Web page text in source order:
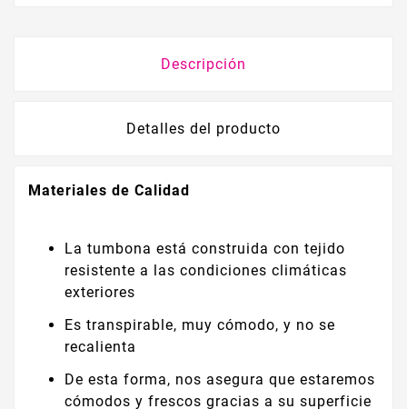
Descripción
Detalles del producto
Materiales de Calidad
La tumbona está construida con tejido
resistente a las condiciones climáticas
exteriores
Es transpirable, muy cómodo, y no se
recalienta
De esta forma, nos asegura que estaremos
cómodos y frescos gracias a su superficie